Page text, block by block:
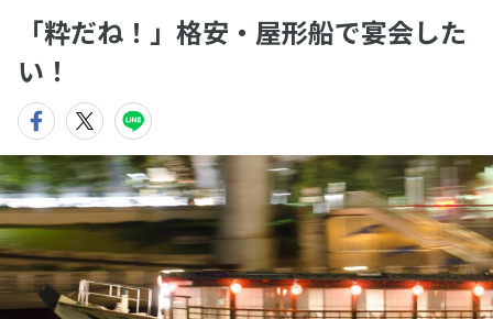
「粋だね！」格安・屋形船で宴会した
い！